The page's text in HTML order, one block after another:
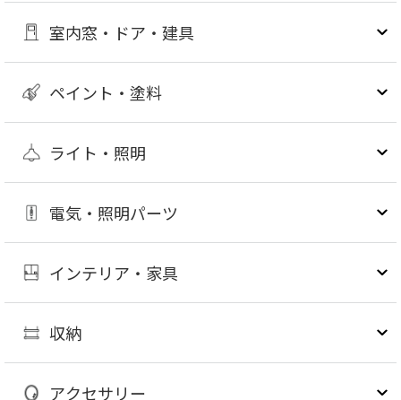
室内窓・ドア・建具
ペイント・塗料
ライト・照明
電気・照明パーツ
インテリア・家具
収納
アクセサリー